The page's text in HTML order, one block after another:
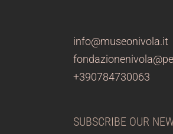
info@museonivola.it
+390784730063
SUBSCRIBE OUR